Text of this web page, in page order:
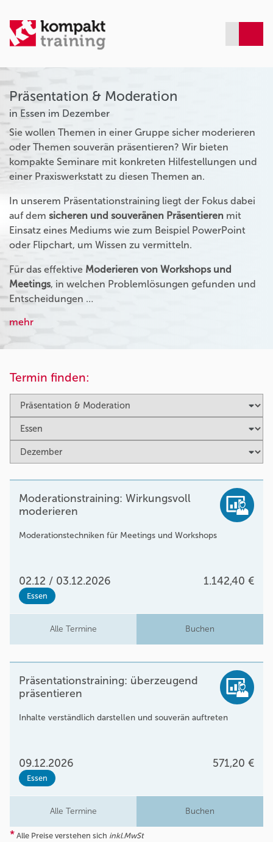
Präsentation & Moderation
in Essen im Dezember
Sie wollen Themen in einer Gruppe sicher moderieren
oder Themen souverän präsentieren? Wir bieten
kompakte Seminare mit konkreten Hilfestellungen und
einer Praxiswerkstatt zu diesen Themen an.
In unserem Präsentationstraining liegt der Fokus dabei
auf dem sicheren und souveränen Präsentieren mit
Einsatz eines Mediums wie zum Beispiel PowerPoint
oder Flipchart, um Wissen zu vermitteln.
Für das effektive Moderieren von Workshops und
Meetings, in welchen Problemlösungen gefunden und
Entscheidungen …
mehr
Termin finden:
Moderationstraining: Wirkungsvoll
moderieren
Moderationstechniken für Meetings und Workshops
02.12 / 03.12.2026 1.142,40 €
Essen
Alle Termine Buchen
Präsentationstraining: überzeugend
präsentieren
Inhalte verständlich darstellen und souverän auftreten
09.12.2026 571,20 €
Essen
Alle Termine Buchen
* Alle Preise verstehen sich inkl.MwSt